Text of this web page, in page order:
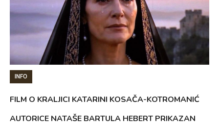
INFO
FILM O KRALJICI KATARINI KOSAČA-KOTROMANIĆ
AUTORICE NATAŠE BARTULA HEBERT PRIKAZAN